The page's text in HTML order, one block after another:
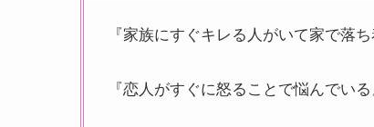
『家族にすぐキレる人がいて家で落ち
『恋人がすぐに怒ることで悩んでいる